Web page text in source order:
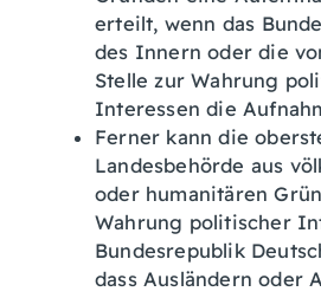
erteilt, wenn das
des Innern oder die
Stelle zur Wahrung
Interessen die
Ferner kann die
Landesbehörde aus
oder humanitären
Wahrung politischer
Bundesrepublik
dass Ausländern oder